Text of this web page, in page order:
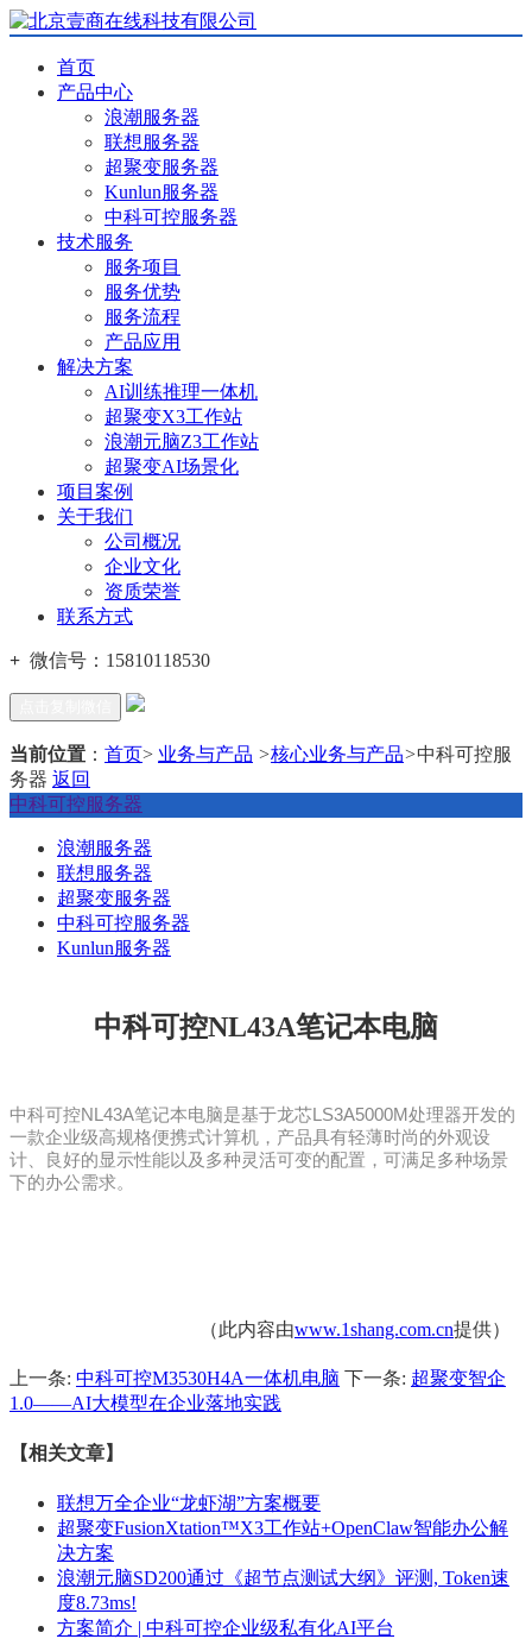
首页
产品中心
浪潮服务器
联想服务器
超聚变服务器
Kunlun服务器
中科可控服务器
技术服务
服务项目
服务优势
服务流程
产品应用
解决方案
AI训练推理一体机
超聚变X3工作站
浪潮元脑Z3工作站
超聚变AI场景化
项目案例
关于我们
公司概况
企业文化
资质荣誉
联系方式
+ 微信号： 15810118530
当前位置 ： 首页> 业务与产品 >核心业务与产品>中科可控服
务器 返回
中科可控服务器
浪潮服务器
联想服务器
超聚变服务器
中科可控服务器
Kunlun服务器
中科可控NL43A笔记本电脑
中科可控NL43A笔记本电脑是基于龙芯LS3A5000M处理器开发的
一款企业级高规格便携式计算机，产品具有轻薄时尚的外观设
计、良好的显示性能以及多种灵活可变的配置，可满足多种场景
下的办公需求。
（此内容由www.1shang.com.cn提供）
上一条: 中科可控M3530H4A一体机电脑 下一条: 超聚变智企
1.0——AI大模型在企业落地实践
【相关文章】
联想万全企业“龙虾湖”方案概要
超聚变FusionXtation™X3工作站+OpenClaw智能办公解
决方案
浪潮元脑SD200通过《超节点测试大纲》评测, Token速
度8.73ms!
方案简介 | 中科可控企业级私有化AI平台